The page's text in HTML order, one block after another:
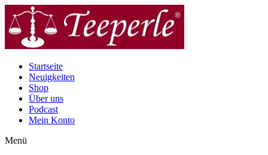
Inhalt
wechseln
Startseite
Neuigkeiten
Shop
Über uns
Podcast
Mein Konto
Menü